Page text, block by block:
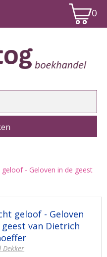
0
Winkelwagen:0
geloof - Geloven in de geest
geloof - Geloven
geest van Dietrich
Dekker